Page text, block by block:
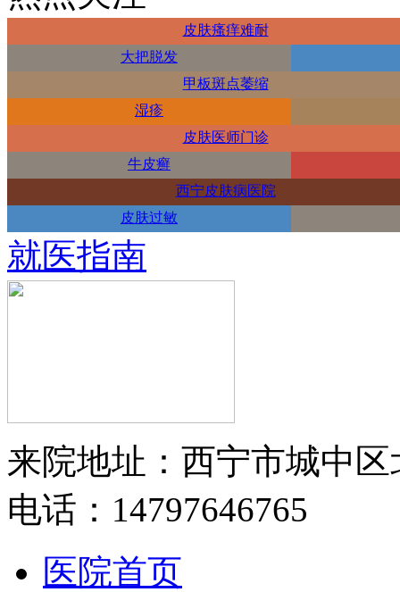
皮肤瘙痒难耐
大把脱发
甲板斑点萎缩
湿疹
皮肤医师门诊
牛皮癣
西宁皮肤病医院
皮肤过敏
就医指南
来院地址：西宁市城中区
电话：14797646765
医院首页